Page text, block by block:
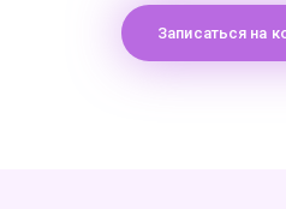
Записаться на